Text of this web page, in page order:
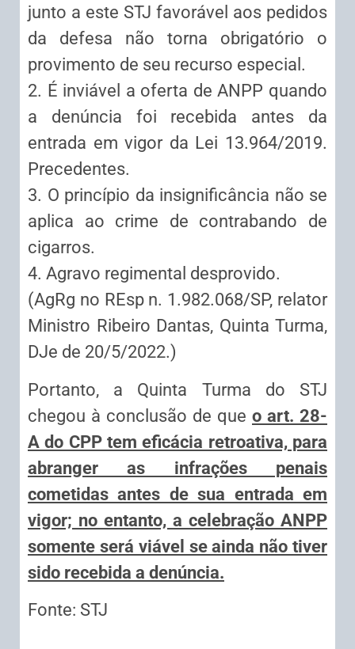
junto a este STJ favorável aos pedidos
da defesa não torna obrigatório o
provimento de seu recurso especial.
2. É inviável a oferta de ANPP quando
a denúncia foi recebida antes da
entrada em vigor da Lei 13.964/2019.
Precedentes.
3. O princípio da insignificância não se
aplica ao crime de contrabando de
cigarros.
4. Agravo regimental desprovido.
(AgRg no REsp n. 1.982.068/SP, relator
Ministro Ribeiro Dantas, Quinta Turma,
DJe de 20/5/2022.)
Portanto, a Quinta Turma do STJ
chegou à conclusão de que o art. 28-
A do CPP tem eficácia retroativa, para
abranger as infrações penais
cometidas antes de sua entrada em
vigor; no entanto, a celebração ANPP
somente será viável se ainda não tiver
sido recebida a denúncia.
Fonte: STJ